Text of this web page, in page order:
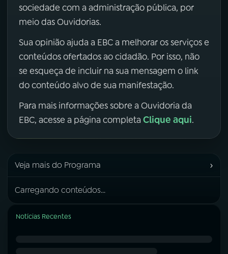
sociedade com a administração pública, por
meio das Ouvidorias.
Sua opinião ajuda a EBC a melhorar os serviços e
conteúdos ofertados ao cidadão. Por isso, não
se esqueça de incluir na sua mensagem o link
do conteúdo alvo de sua manifestação.
Para mais informações sobre a Ouvidoria da
EBC, acesse a página completa Clique aqui.
Veja mais do Programa ›
Carregando conteúdos...
Notícias Recentes